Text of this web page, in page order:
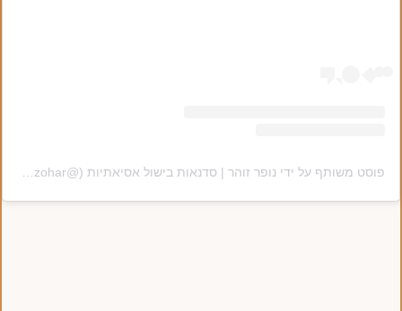
פוסט משותף על ידי ‏‎נופר זוהר | סדנאות בישול אסיאתיות‎‏ (@‏‎nofar_zohar‎‏)